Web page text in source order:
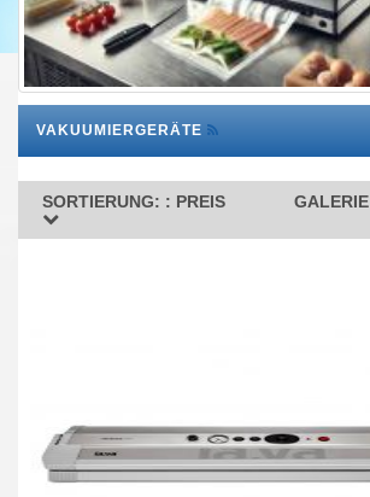
VAKUUMIERGERÄTE
SORTIERUNG: : PREIS GALERIE